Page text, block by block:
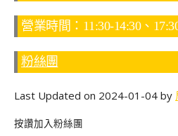
營業時間：11:30-14:30、
粉絲團
Last Updated on 2024-01-04 by
按讚加入粉絲團